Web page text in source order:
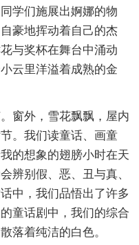
学们施展出婀娜的物
豪地挥动着自己的杰
与奖杯在舞台中涌动
云里洋溢着成熟的金
窗外，雪花飘飘，屋内
。我们读童话、画童
的想象的翅膀小时在天
辨别假、恶、丑与真、
中，我们品悟出了许多
童话剧中，我们的综合
落着纯洁的白色。